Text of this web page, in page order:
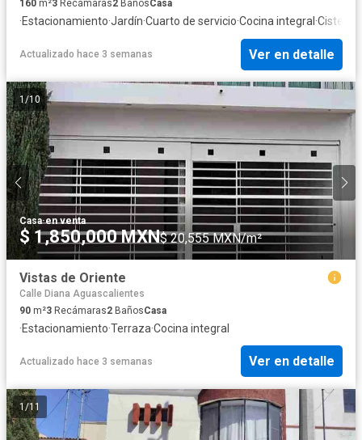
160 m²3 Recámaras2 BañosCasa
·Estacionamiento·Jardín·Cuarto de servicio·Cocina integral ·Cisterna
Actualizado hace 3 semanas Ver en detalle
1/10
Casa·en venta
$ 1,850,000 MXN$ 20,555 MXN/m²
Vistas de Oriente
Calle Diana Aguascalientes
90 m²3 Recámaras2 BañosCasa
·Estacionamiento·Terraza·Cocina integral
Actualizado hace 3 semanas Ver en detalle
1/11